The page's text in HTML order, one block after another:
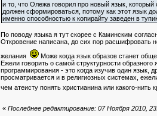
и то, что Олежа говорил про новый язык, который
должен сформироваться, потому как этот язык
именно способностью к копирайту заведен в
По поводу языка я тут скорее с Каминским
Откровение написана, до сих пор расшифровать
желания
Може когда язык образов станет
Ежели говорить о самой структурности
программирования - это когда изучив один язык,
просматривается и в религиозных системах,
чем атеисту понять христианина или какого-нить
« Последнее редактирование: 07 Ноября 2010,